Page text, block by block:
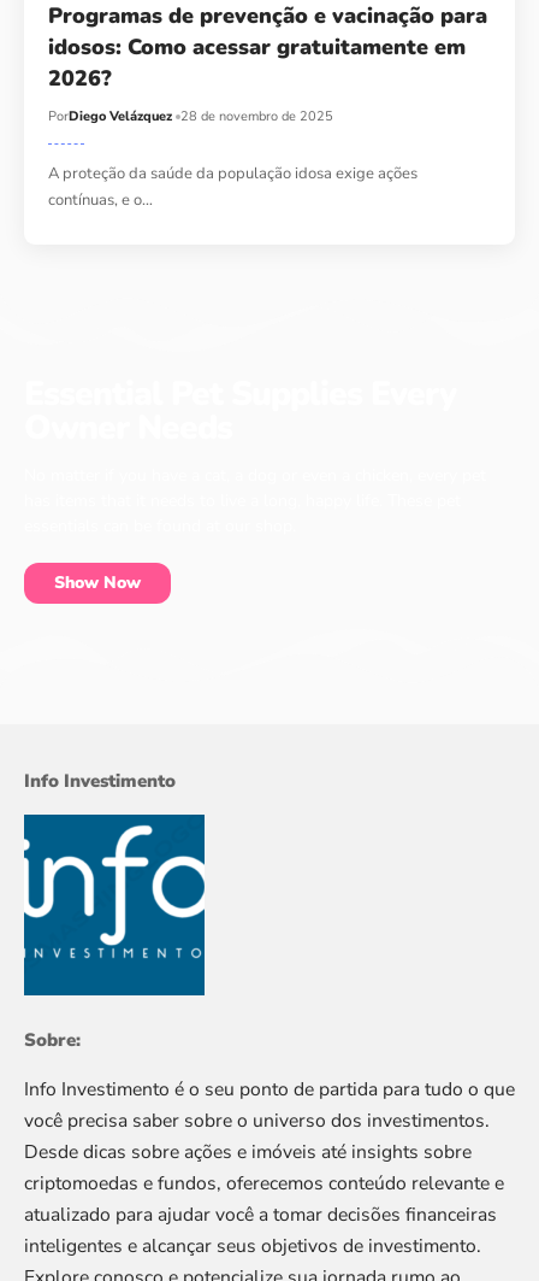
Programas de prevenção e vacinação para
idosos: Como acessar gratuitamente em
2026?
PorDiego Velázquez 28 de novembro de 2025
A proteção da saúde da população idosa exige ações
contínuas, e o…
Show Now
Info Investimento
Sobre:
Info Investimento é o seu ponto de partida para tudo o que
você precisa saber sobre o universo dos investimentos.
Desde dicas sobre ações e imóveis até insights sobre
criptomoedas e fundos, oferecemos conteúdo relevante e
atualizado para ajudar você a tomar decisões financeiras
inteligentes e alcançar seus objetivos de investimento.